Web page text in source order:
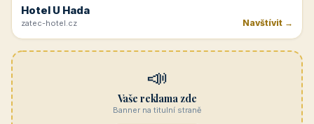
Hotel U Hada
zatec-hotel.cz Navštívit →
📣
Vaše reklama zde
Banner na titulní straně